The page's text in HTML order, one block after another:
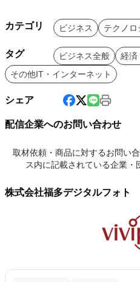
カテゴリ ビジネス テクノロ
タグ ビジネス全般
経済
その他IT・インターネット
シェア
配信企業へのお問い合わせ
取材依頼・商品に対するお問い
ス内に記載されている企業・
株式会社福多デジタルフォト